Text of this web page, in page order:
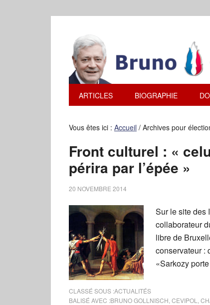
ARTICLES BIOGRAPHIE
Vous êtes ici : Accueil / Archives pour
Front culturel : «
périra par l’épée »
20 NOVEMBRE 2014
Sur le site des
collaborateur
libre de
conservateur :
«Sarkozy
CLASSÉ SOUS :ACTUALITÉS
BALISÉ AVEC :BRUNO GOLLNISCH CEVIPOL